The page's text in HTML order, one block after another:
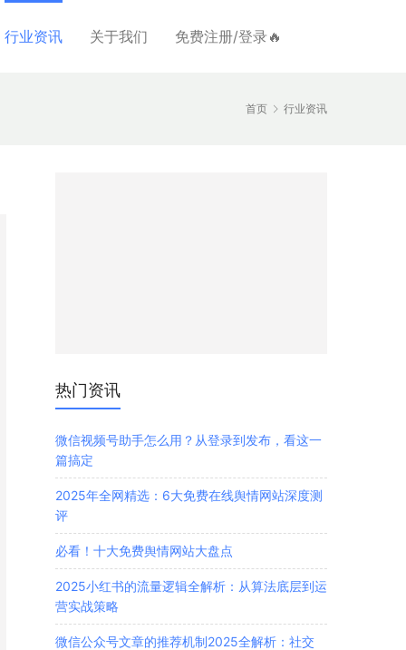
行业资讯 关于我们 免费注册/登录🔥
首页 行业资讯
热门资讯
微信视频号助手怎么用？从登录到发布，看这一
篇搞定
2025年全网精选：6大免费在线舆情网站深度测
评
必看！十大免费舆情网站大盘点
2025小红书的流量逻辑全解析：从算法底层到运
营实战策略
微信公众号文章的推荐机制2025全解析：社交